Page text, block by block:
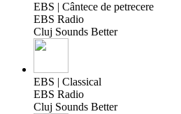
EBS | Cântece de petrecere
EBS Radio
Cluj Sounds Better
EBS | Classical
EBS Radio
Cluj Sounds Better